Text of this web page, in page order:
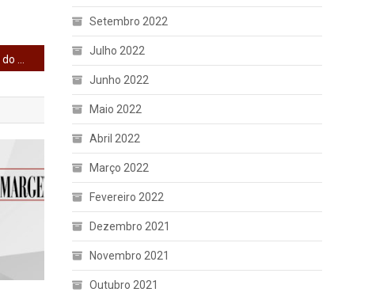
[Editorial] “A Ditadura do Regimento”
Setembro 2022
Julho 2022
Junho 2022
Maio 2022
Abril 2022
Março 2022
Fevereiro 2022
Dezembro 2021
Novembro 2021
Outubro 2021